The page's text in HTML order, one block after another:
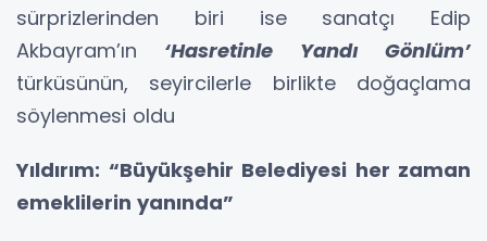
sürprizlerinden biri ise sanatçı Edip
Akbayram’ın ‘Hasretinle Yandı Gönlüm’
türküsünün, seyircilerle birlikte doğaçlama
söylenmesi oldu
Yıldırım: “Büyükşehir Belediyesi her zaman
emeklilerin yanında”